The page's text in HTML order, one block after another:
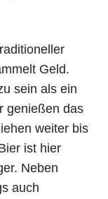
Geld.
sein als ein
genießen das
weiter bis
ist hier
Neben
auch